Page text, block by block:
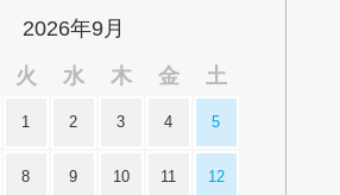
2026年9月
火 水 木 金 土
1 2 3 4 5
8 9 10 11 12